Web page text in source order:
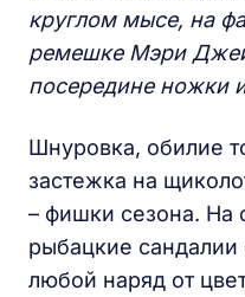
круглом мысе, на
ремешке Мэри
посередине ножки
Шнуровка, обилие
застежка на
– фишки сезона.
рыбацкие
любой наряд от